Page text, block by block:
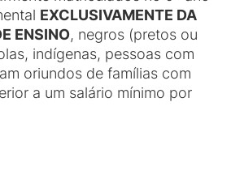
EXCLUSIVAMENTE DA
ENSINO, negros (pretos ou
indígenas, pessoas com
oriundos de famílias com
a um salário mínimo por